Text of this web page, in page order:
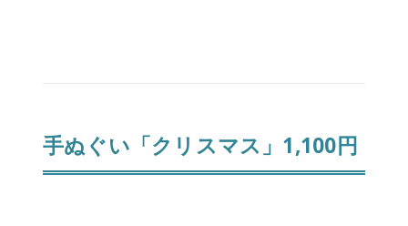
手ぬぐい「クリスマス」1,100円